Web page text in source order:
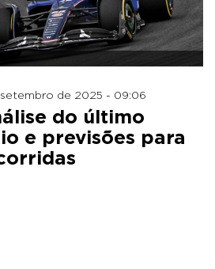
de 2025 - 09:06
do último
e previsões para